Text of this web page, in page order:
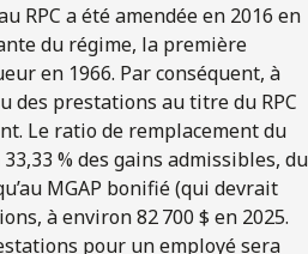
RPC a été amendée en 2016 en
du régime, la première
en 1966. Par conséquent, à
des prestations au titre du RPC
Le ratio de remplacement du
% des gains admissibles, du
MGAP bonifié (qui devrait
à environ 82 700 $ en 2025.
pour un employé sera